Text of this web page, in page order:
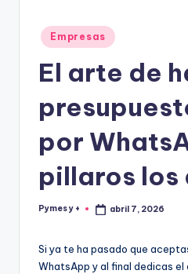
Publicado
en
Empresas
El arte de
por
pillaros los
Publicado
Pymes y + abril 7, 2026
Si ya te ha pasado que
WhatsApp y al final dedicas el